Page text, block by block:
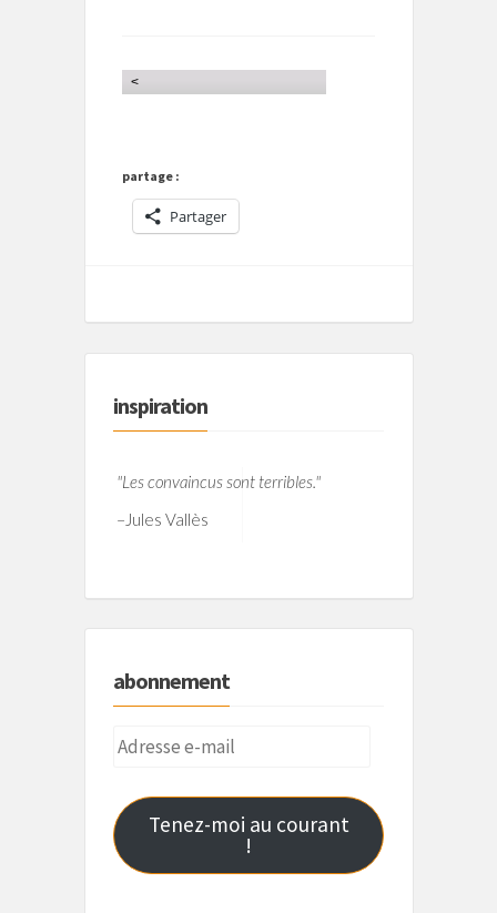
<
partage :
Partager
inspiration
"Les convaincus sont terribles."
– Jules Vallès
abonnement
Adresse
mail
Tenez-moi au courant
!